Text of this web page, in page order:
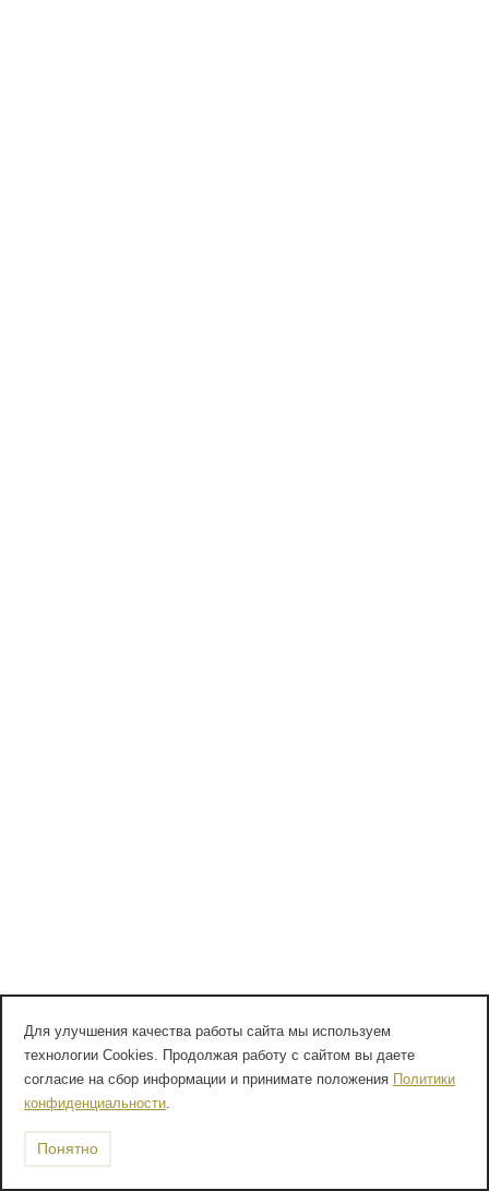
Для улучшения качества работы сайта мы используем
технологии Cookies. Продолжая работу с сайтом вы даете
согласие на сбор информации и принимате положения Политики
конфиденциальности.
Понятно